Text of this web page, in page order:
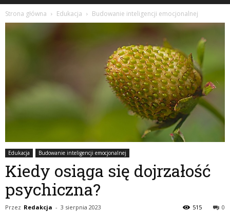
Strona główna Edukacja Budowanie inteligencji emocjonalnej
Edukacja Budowanie inteligencji emocjonalnej
Kiedy osiąga się dojrzałość
psychiczna?
Przez Redakcja - 3 sierpnia 2023 0
515